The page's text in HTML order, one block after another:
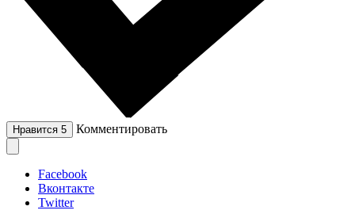
Нравится 5 Комментировать
Facebook
Вконтакте
Twitter